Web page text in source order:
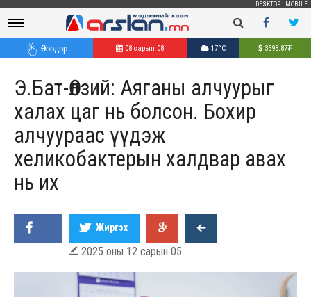
DESKTOP MOBILE
Өнөөдөр 08 сарын 08 17°C 3593.87₮
Э.Бат-Өлзий: Аяганы алчуурыг
халах цаг нь болсон. Бохир
алчуураас үүдэж
хеликобактерын халдвар авах
нь их
Жиргэх
 2025 оны 12 сарын 05